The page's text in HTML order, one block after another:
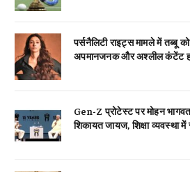
पर्सनैलिटी राइट्स मामले में तब्बू
अपमानजनक और अश्लील कंटेंट
Gen-Z प्रोटेस्ट पर मोहन
शिकायत जायज, शिक्षा व्यवस्था